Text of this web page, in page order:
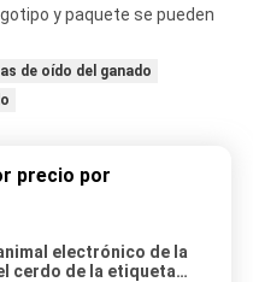
y paquete se pueden
de oído del ganado
precio por
electrónico de la
cerdo de la etiqueta